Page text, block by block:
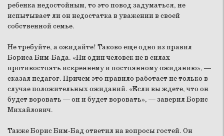
ребенка недостойным, то это повод задуматься, не
испытывает ли он недостатка в уважении в своей
собственной семье.
Не требуйте, а ожидайте! Таково еще одно из правил
Бориса Бим-Бада. «Ни один человек не в силах
противостоять искреннему и постоянному ожиданию», —
сказал педагог. Причем это правило работает не только в
случае положительных ожиданий. «Если вы ждете, что он
будет воровать — он и будет воровать», — заверил Борис
Михайлович.
Также Борис Бим-Бад ответил на вопросы гостей. Он